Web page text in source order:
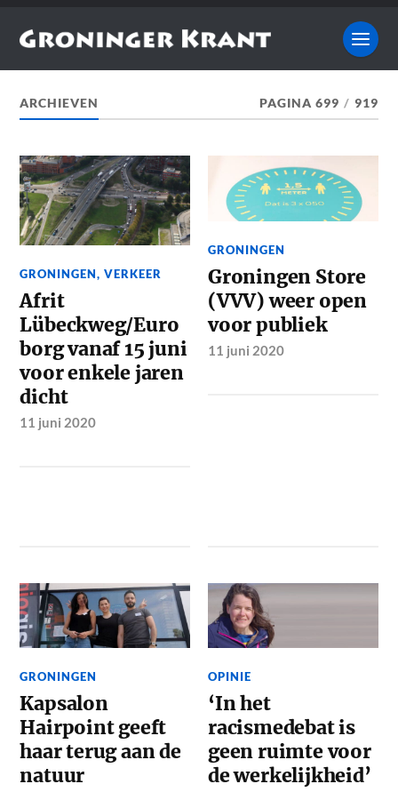
ARCHIEVEN PAGINA 699 / 919
GRONINGEN,VERKEER
Afrit
Lübeckweg/Euro
borg vanaf 15 juni
voor enkele jaren
dicht
11 juni 2020
GRONINGEN
Groningen Store
(VVV) weer open
voor publiek
11 juni 2020
GRONINGEN
Kapsalon
Hairpoint geeft
haar terug aan de
natuur
OPINIE
‘In het
racismedebat is
geen ruimte voor
de werkelijkheid’